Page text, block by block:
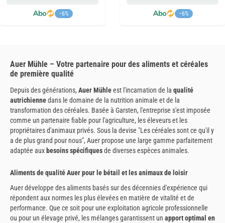
−6% −6%
Auer Mühle – Votre partenaire pour des aliments et céréales
de première qualité
Depuis des générations, Auer Mühleest l'incarnation de la qualité
autrichiennedans le domaine de la nutrition animale et de la
transformation des céréales. Basée à Garsten, l'entreprise s'est imposée
comme un partenaire fiable pour l'agriculture, les éleveurs et les
propriétaires d'animaux privés. Sous la devise "Les céréales sont ce qu'il y
a de plus grand pour nous", Auer propose une large gamme parfaitement
adaptée aux besoins spécifiquesde diverses espèces animales.
Aliments de qualité Auer pour le bétail et les animaux de loisir
Auer développe des aliments basés sur des décennies d'expérience qui
répondent aux normes les plus élevées en matière de vitalité et de
performance. Que ce soit pour une exploitation agricole professionnelle
ou pour un élevage privé, les mélanges garantissent un apport optimal en